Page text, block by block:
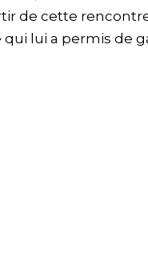
de cette
lui a permis de